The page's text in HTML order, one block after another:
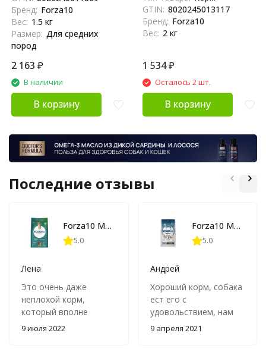
Бренд: Forza10
Вес: 1.5 кг
Размер: Для средних
пород
2 163 ₽
В наличии
В корзину
GTIN: 8020245013117
Бренд: Forza10
Вес: 2 кг
1 534₽
Осталось 2 шт.
В корзину
Последние отзывы
Forza10 Maintenance Dog Adult Medium сухой корм для взрослых собак средних пород с олениной и картофелем - 2 кг
5.0
Лена
Это очень даже
неплохой корм,
который вполне
понравился моему
9 июля 2022
Forza10 MonoDiet Adult Medium Angello сухой корм для взрослых собак средних пород с ягненком - 1,5 кг
5.0
Андрей
Хороший корм, собака
ест его с
удовольствием, нам
его хватает
достаточно надолго.
9 апреля 2021